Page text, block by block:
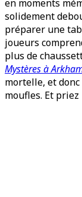
en moments
solidement
préparer une
joueurs
plus de
Mystères à
mortelle, et
moufles. Et